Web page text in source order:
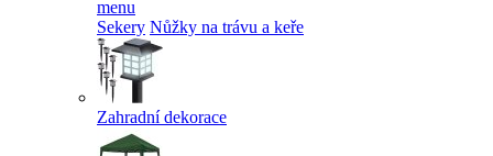
menu
Sekery Nůžky na trávu a keře
Zahradní dekorace